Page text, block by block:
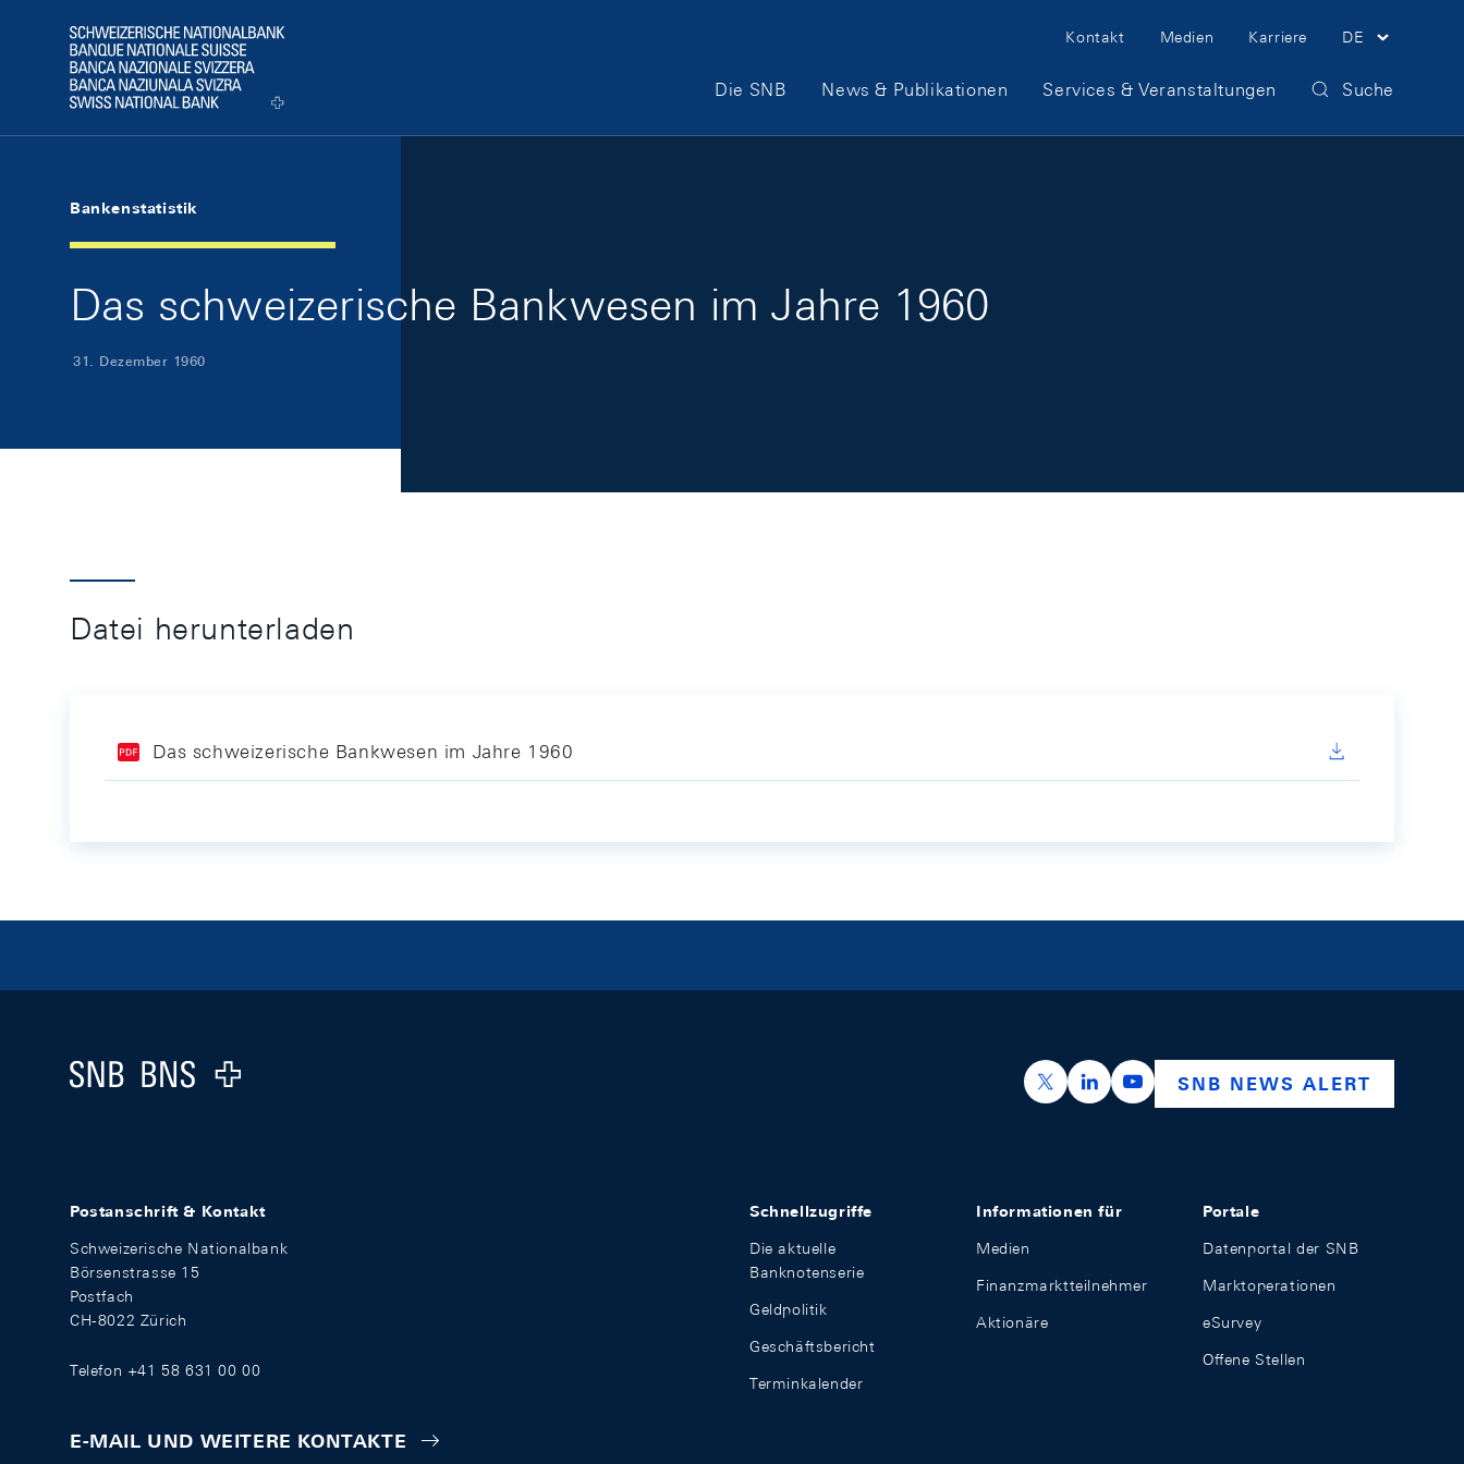
Logo
Meta Navigation
Kontakt Medien Karriere DE
Hauptnavigation
Die SNB News & Publikationen Services & Veranstaltungen Suche
Bankenstatistik
Das schweizerische Bankwesen im Jahre 1960
31. Dezember 1960
Datei herunterladen
Das schweizerische Bankwesen im Jahre 1960
Logo
https://x.com/snb_bns
https://ch.linkedin.com/company/swiss-
https://www.youtube.com/
SNB NEWS ALERT
Postanschrift & Kontakt
Schweizerische Nationalbank
Börsenstrasse 15
Postfach
CH-8022 Zürich
Telefon +41 58 631 00 00
E-MAIL UND WEITERE KONTAKTE
Schnellzugriffe
Die aktuelle
Banknotenserie
Geldpolitik
Geschäftsbericht
Terminkalender
Informationen für
Medien
Finanzmarktteilnehmer
Aktionäre
Portale
Datenportal der SNB
Marktoperationen
eSurvey
Offene Stellen